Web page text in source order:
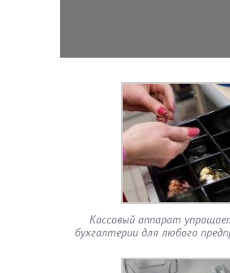
Кассовый аппарат
бухгалтерии для любого